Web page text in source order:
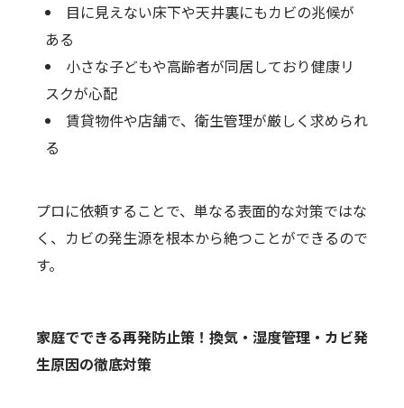
目に見えない床下や天井裏にもカビの兆候が
ある
小さな子どもや高齢者が同居しており健康リ
スクが心配
賃貸物件や店舗で、衛生管理が厳しく求められ
る
プロに依頼することで、単なる表面的な対策ではな
く、カビの発生源を根本から絶つことができるので
す。
家庭でできる再発防止策！換気・湿度管理・カビ発
生原因の徹底対策